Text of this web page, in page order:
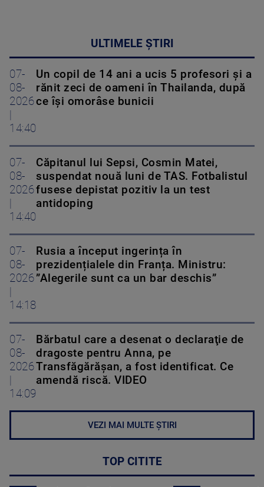
ULTIMELE ȘTIRI
07-
08-
2026
14:40
Un copil de 14 ani a ucis 5 profesori și a
rănit zeci de oameni în Thailanda, după
ce își omorâse bunicii
07-
08-
2026
14:40
Căpitanul lui Sepsi, Cosmin Matei,
suspendat nouă luni de TAS. Fotbalistul
fusese depistat pozitiv la un test
antidoping
07-
08-
2026
14:18
Rusia a început ingerința în
prezidențialele din Franța. Ministru:
”Alegerile sunt ca un bar deschis”
07-
08-
2026
14:09
Bărbatul care a desenat o declaraţie de
dragoste pentru Anna, pe
Transfăgărăşan, a fost identificat. Ce
amendă riscă. VIDEO
VEZI MAI MULTE ȘTIRI
TOP CITITE